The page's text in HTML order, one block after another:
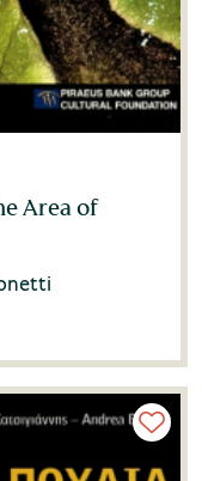
Area of